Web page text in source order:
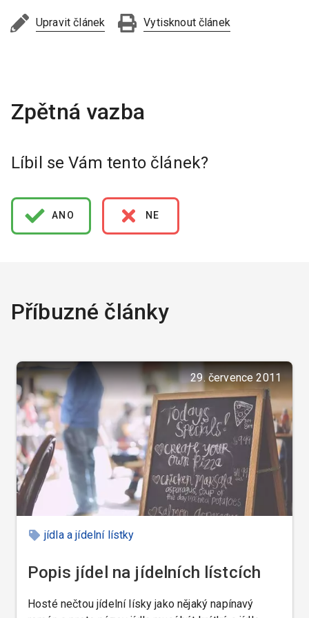
Upravit článek Vytisknout článek
Líbil se Vám tento článek?
ANO NE
Příbuzné články
29. července 2011
jídla a jídelní lístky
Popis jídel na jídelních lístcích
Hosté nečtou jídelní lísky jako nějaký napínavý